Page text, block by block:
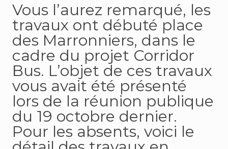
Vous l’aurez remarqué, les
travaux ont débuté place
des Marronniers, dans le
cadre du projet Corridor
Bus. L’objet de ces travaux
vous avait été présenté
lors de la réunion publique
du 19 octobre dernier.
Pour les absents, voici le